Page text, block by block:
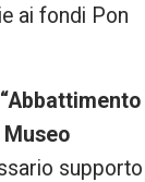
ai fondi Pon
“Abbattimento
supporto